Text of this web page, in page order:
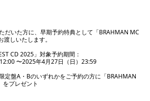
だいた方に、早期予約特典として「BRAHMAN MC
しいたします。
CD 2025」対象予約期間：
〜2025年4月27日（日）23:59
定盤A・Bのいずれかをご予約の方に「BRAHMAN
をプレゼント